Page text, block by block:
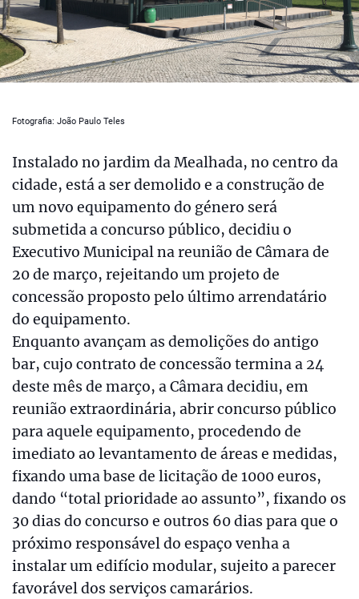
Fotografia: João Paulo Teles
Instalado no jardim da Mealhada, no centro da
cidade, está a ser demolido e a construção de
um novo equipamento do género será
submetida a concurso público, decidiu o
Executivo Municipal na reunião de Câmara de
20 de março, rejeitando um projeto de
concessão proposto pelo último arrendatário
do equipamento.
Enquanto avançam as demolições do antigo
bar, cujo contrato de concessão termina a 24
deste mês de março, a Câmara decidiu, em
reunião extraordinária, abrir concurso público
para aquele equipamento, procedendo de
imediato ao levantamento de áreas e medidas,
fixando uma base de licitação de 1000 euros,
dando “total prioridade ao assunto”, fixando os
30 dias do concurso e outros 60 dias para que o
próximo responsável do espaço venha a
instalar um edifício modular, sujeito a parecer
favorável dos serviços camarários.